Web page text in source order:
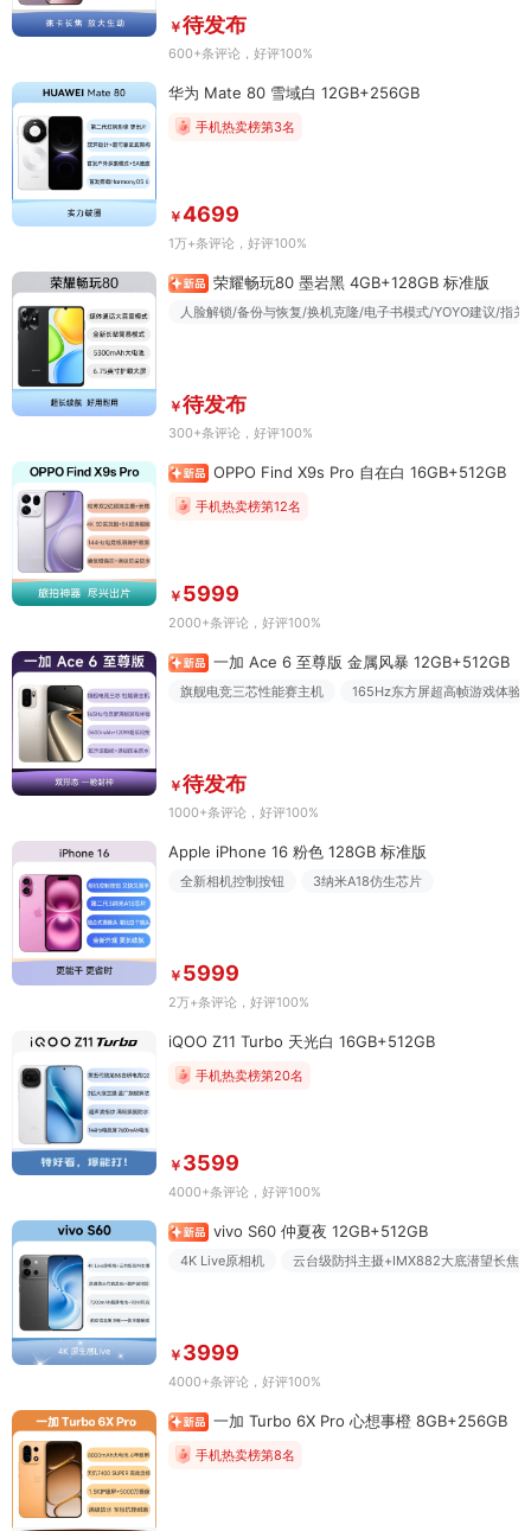
￥待发布
600+条评论 ，好评100%
华为 Mate 80 雪域白 12GB+256GB
手机热卖榜第3名
￥4699
1万+条评论 ，好评100%
荣耀畅玩80 墨岩黑 4GB+128GB 标准版
人脸解锁/备份与恢复/换机克隆/电子书模式/YOYO建议/指
￥待发布
300+条评论 ，好评100%
OPPO Find X9s Pro 自在白 16GB+512GB
手机热卖榜第12名
￥ 5999
2000+条评论 ，好评100%
一加 Ace 6 至尊版 金属风暴 12GB+512GB
旗舰电竞三芯性能赛主机 165Hz东方屏超高帧游戏体验
￥待发布
1000+条评论 ，好评100%
Apple iPhone 16 粉色 128GB 标准版
全新相机控制按钮 3纳米A18仿生芯片
￥ 5999
2万+条评论 ，好评100%
iQOO Z11 Turbo 天光白 16GB+512GB
手机热卖榜第20名
￥ 3599
4000+条评论 ，好评100%
vivo S60 仲夏夜 12GB+512GB
4K Live原相机 云台级防抖主摄+IMX882大底潜望长焦
￥ 3999
4000+条评论 ，好评100%
一加 Turbo 6X Pro 心想事橙 8GB+256GB
手机热卖榜第8名